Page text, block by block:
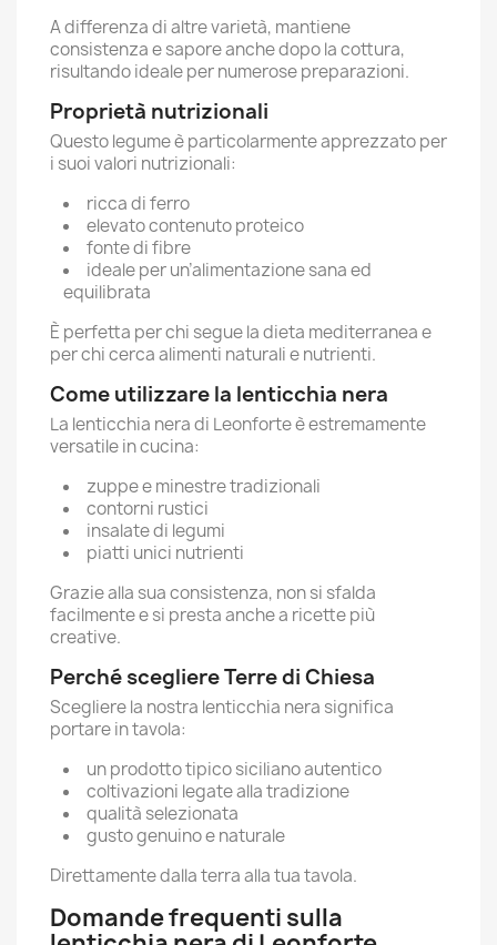
A differenza di altre varietà, mantiene
consistenza e sapore anche dopo la cottura,
risultando ideale per numerose preparazioni.
Proprietà nutrizionali
Questo legume è particolarmente apprezzato per
i suoi valori nutrizionali:
ricca di ferro
elevato contenuto proteico
fonte di fibre
ideale per un’alimentazione sana ed
equilibrata
È perfetta per chi segue la dieta mediterranea e
per chi cerca alimenti naturali e nutrienti.
Come utilizzare la lenticchia nera
La lenticchia nera di Leonforte è estremamente
versatile in cucina:
zuppe e minestre tradizionali
contorni rustici
insalate di legumi
piatti unici nutrienti
Grazie alla sua consistenza, non si sfalda
facilmente e si presta anche a ricette più
creative.
Perché scegliere Terre di Chiesa
Scegliere la nostra lenticchia nera significa
portare in tavola:
un prodotto tipico siciliano autentico
coltivazioni legate alla tradizione
qualità selezionata
gusto genuino e naturale
Direttamente dalla terra alla tua tavola.
Domande frequenti sulla